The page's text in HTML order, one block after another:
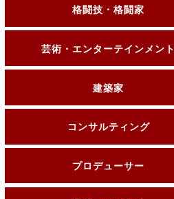
格闘技・格闘家
芸術・エンターテインメント
建築家
コンサルティング
プロデューサー